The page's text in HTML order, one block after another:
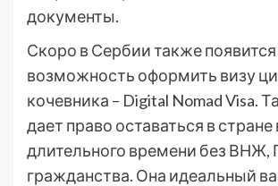
документы.
Скоро в Сербии также появится
возможность оформить визу
кочевника – Digital Nomad Visa.
дает право оставаться в стране
длительного времени без
гражданства. Она идеальный